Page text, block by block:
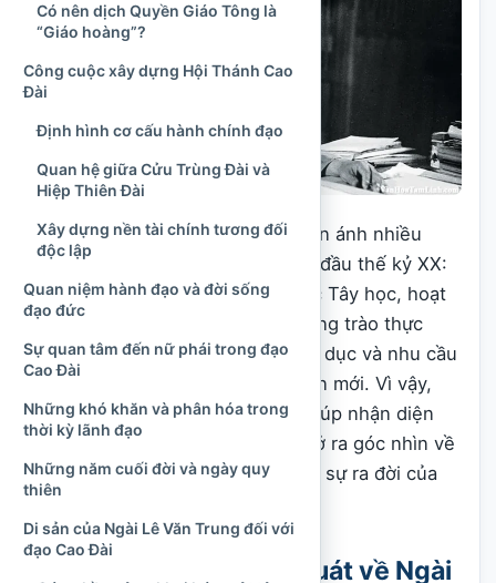
Cuộc đời Lê Văn Trung cũng phản ánh nhiều
chuyển động của xã hội Nam Kỳ đầu thế kỷ XX:
sự xuất hiện của tầng lớp trí thức Tây học, hoạt
động nghị trường thuộc địa, phong trào thực
nghiệp, khát vọng mở mang giáo dục và nhu cầu
tìm kiếm một con đường tinh thần mới. Vì vậy,
tìm hiểu tiểu sử ông không chỉ giúp nhận diện
một nhân vật tôn giáo mà còn mở ra góc nhìn về
bối cảnh văn hóa – xã hội dẫn tới sự ra đời của
Những thông tin khái quát về Ngài
Có nên dịch Quyền Giáo Tông là
“Giáo hoàng”?
Công cuộc xây dựng Hội Thánh Cao
Đài
Định hình cơ cấu hành chính đạo
Quan hệ giữa Cửu Trùng Đài và
Hiệp Thiên Đài
Xây dựng nền tài chính tương đối
độc lập
Quan niệm hành đạo và đời sống
đạo đức
Sự quan tâm đến nữ phái trong đạo
Cao Đài
Những khó khăn và phân hóa trong
thời kỳ lãnh đạo
Những năm cuối đời và ngày quy
thiên
Di sản của Ngài Lê Văn Trung đối với
đạo Cao Đài